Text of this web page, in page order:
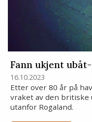
Fann ukjent
16.10.2023
Etter over 80 år på
vraket av den britiske
utanfor Rogaland.